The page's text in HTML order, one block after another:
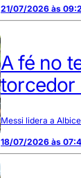
21/07/2026 às
A fé no
torcedor
Messi lidera a
18/07/2026 às